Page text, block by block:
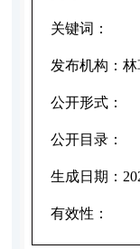
关键词：
发布机构： 林
公开形式：
公开目录：
生成日期：
有效性：